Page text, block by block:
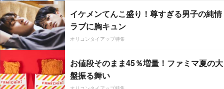
イケメンてんこ盛り！尊すぎる男子の純情
ラブに胸キュン
オリコンタイアップ特集
お値段そのまま45％増量！ファミマ夏の大
盤振る舞い